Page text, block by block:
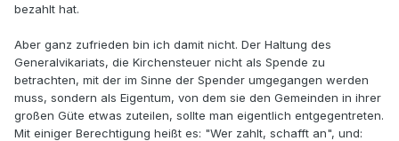
bezahlt hat.
Aber ganz zufrieden bin ich damit nicht. Der Haltung des
Generalvikariats, die Kirchensteuer nicht als Spende zu
betrachten, mit der im Sinne der Spender umgegangen werden
muss, sondern als Eigentum, von dem sie den Gemeinden in ihrer
großen Güte etwas zuteilen, sollte man eigentlich entgegentreten.
Mit einiger Berechtigung heißt es: "Wer zahlt, schafft an", und: